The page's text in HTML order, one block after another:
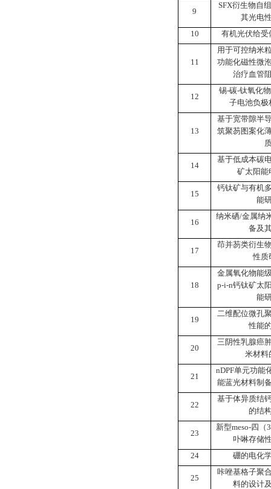
9
SFX衍生物自
其光电
10
有机光伏给受
11
用于可控纳米
功能化磁性微
治疗血管
12
锡-碳-钛氧化
子电池负极
13
基于宽带隙半
筑聚芴图案化
14
基于低成本碳
矿太阳能
15
钙钛矿与有机
能
16
纳米硒/金属纳
备及
17
茚并芴类衍生
性质
18
金属氧化物能
p-i-n钙钛矿太
能
19
二维配位微孔
性能
20
三阴性乳腺癌
米材料
21
nDPF单元功能
能蓝光材料制
22
基于体异质结
的结
23
新型meso-四（
卟啉存储
24
硼的电化
25
咔唑基格子聚
料的设计